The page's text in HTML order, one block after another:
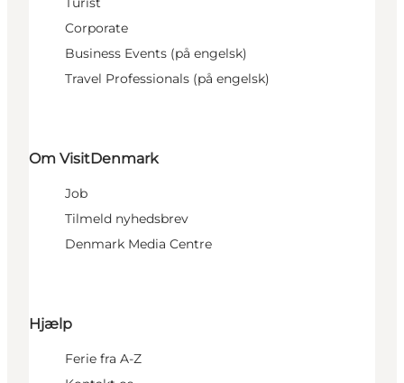
Corporate
Business Events (på engelsk)
Travel Professionals (på engelsk)
Om VisitDenmark
Job
Tilmeld nyhedsbrev
Denmark Media Centre
Hjælp
Ferie fra A-Z